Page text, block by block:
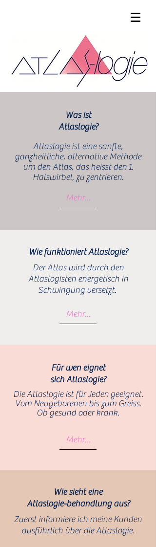
Was ist
Atlaslogie?
Atlaslogie ist eine sanfte,
ganzheitliche, alternative Methode
um den Atlas, das heisst den 1.
Halswirbel, zu zentrieren.
Mehr...
Wie funktioniert Atlaslogie?
Der Atlas wird durch den
Atlaslogisten energetisch in
Schwingung versetzt.
Mehr...
Für wen eignet
sich Atlaslogie?
Die Atlaslogie ist für Jedengeeignet.
Vom Neugeborenen bis zum Greiss.
Ob gesund oder krank.
Mehr...
Wie sieht eine
Atlaslogie-behandlung aus?
Zuerst informiere ich meine Kunden
ausführlich über die Atlaslogie.